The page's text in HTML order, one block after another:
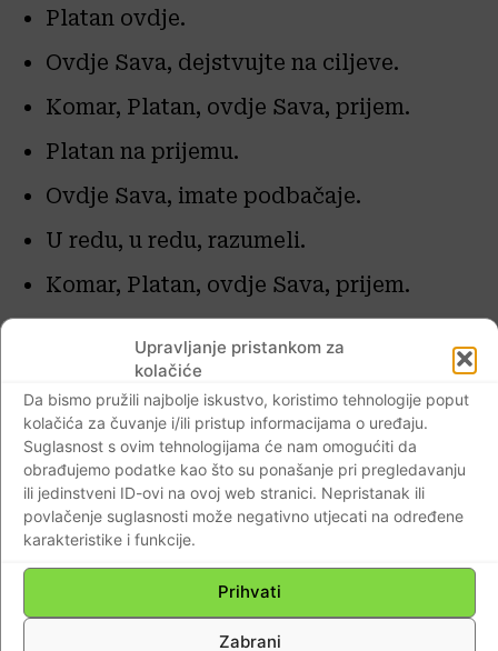
Upravljanje pristankom za
kolačiće
Da bismo pružili najbolje iskustvo, koristimo tehnologije poput
kolačića za čuvanje i/ili pristup informacijama o uređaju.
Suglasnost s ovim tehnologijama će nam omogućiti da
obrađujemo podatke kao što su ponašanje pri pregledavanju
ili jedinstveni ID-ovi na ovoj web stranici. Nepristanak ili
povlačenje suglasnosti može negativno utjecati na određene
karakteristike i funkcije.
Prihvati
Zabrani
Platan ovdje.
Ovdje Sava, dejstvujte na ciljeve.
Komar, Platan, ovdje Sava, prijem.
Platan na prijemu.
Ovdje Sava, imate podbačaje.
U redu, u redu, razumeli.
Komar, Platan, ovdje Sava, prijem.
Ovdje Sava. Gađajte svetionik Pomorac.
Razumio, gađao.
Komar, ovdje Sava, prijem.
Zdravo, Komar. Prijem.
Jeste li osmotrili par pogodaka naših?
Osmatramo malo teže, prijem.